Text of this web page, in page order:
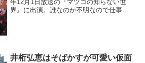
年12月1日放送の『マツコの知らない世
界』に出演。誰なのか不明なので仕事や
井桁弘恵はそばかすが可愛い仮面